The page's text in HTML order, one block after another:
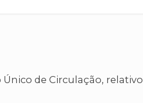
de Circulação,